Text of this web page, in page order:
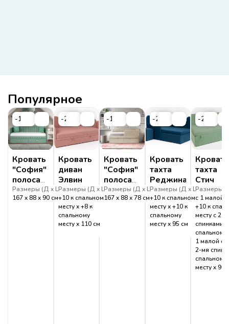
Популярное
-19%
Кровать
"София"
полоса
дуга
Размеры (Д Ш В)
167
88 90 см
-20%
Кровать
диван
Элвин
Размеры (Д Ш В)
+10 к спальному
месту
+8 к
спальному
месту
110 см
-19%
Кровать
"София"
полоса
угловая
с
Размеры (Д Ш В)
167
88 78 см
-20%
Кровать
тахта
Реджина
Размеры (Д Ш В)
+10 к спальному
месту
+10 к
спальному
месту
95 см
-20%
Кровать
тахта
Стич
Размеры (
с 1 малой
+10 к
месту с 2-
спинками:
спальному
1 малой
2-мя
спальному
месту
90